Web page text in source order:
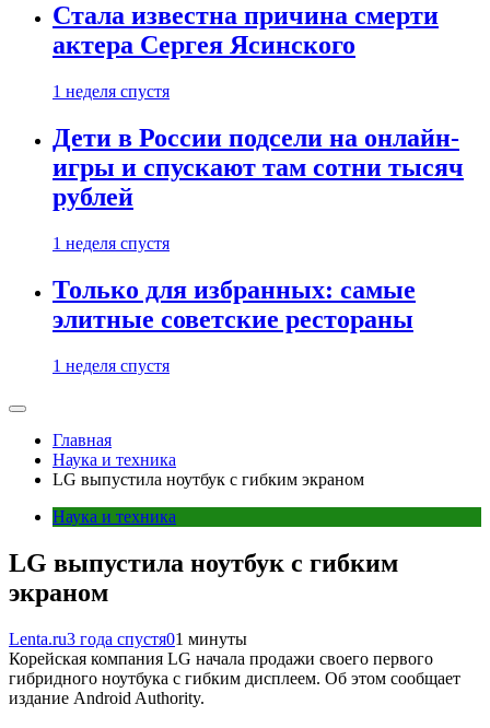
Стала известна причина смерти
актера Сергея Ясинского
1 неделя спустя
Дети в России подсели на онлайн-
игры и спускают там сотни тысяч
рублей
1 неделя спустя
Только для избранных: самые
элитные советские рестораны
1 неделя спустя
Главная
Наука и техника
LG выпустила ноутбук с гибким экраном
Наука и техника
LG выпустила ноутбук с гибким
экраном
Lenta.ru3 года спустя01 минуты
Корейская компания LG начала продажи своего первого
гибридного ноутбука с гибким дисплеем. Об этом сообщает
издание Android Authority.